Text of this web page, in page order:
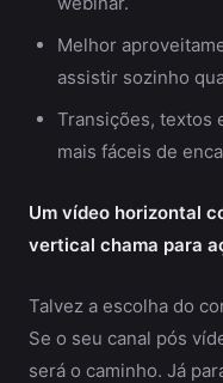
Melhor
assistir sozinho
Transições, textos
mais fáceis de
Um vídeo horizontal
vertical chama para
Talvez a escolha do
Se o seu canal pós
será o caminho. Já